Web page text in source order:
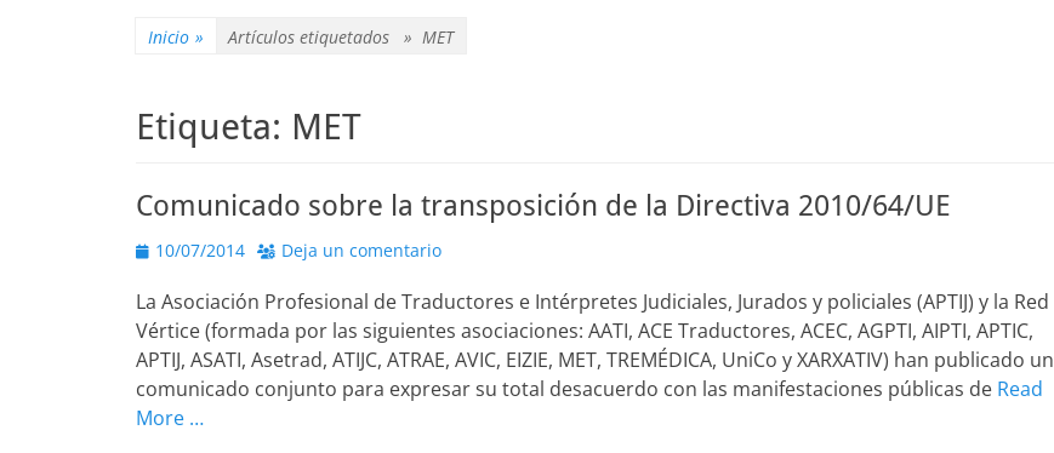
Inicio » Artículos etiquetados » MET
Etiqueta: MET
Comunicado sobre la transposición de la Directiva 2010/64/UE
Publicado
10/07/2014 Deja un comentario
La Asociación Profesional de Traductores e Intérpretes Judiciales, Jurados y policiales (APTIJ) y la Red
Vértice (formada por las siguientes asociaciones: AATI, ACE Traductores, ACEC, AGPTI, AIPTI, APTIC,
APTIJ, ASATI, Asetrad, ATIJC, ATRAE, AVIC, EIZIE, MET, TREMÉDICA, UniCo y XARXATIV) han publicado un
comunicado conjunto para expresar su total desacuerdo con las manifestaciones públicas de Read
More …